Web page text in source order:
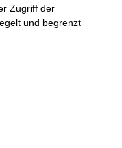
Zugriff der
und begrenzt